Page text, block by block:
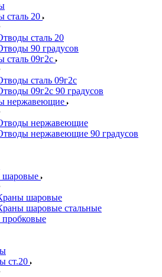
сталь 20
сталь 20
90 градусов
сталь 09г2с
сталь 09г2с
09г2с 90 градусов
нержавеющие
нержавеющие
нержавеющие 90 градусов
шаровые
шаровые стальные
ст.20